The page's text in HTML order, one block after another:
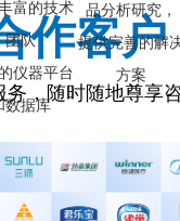
富的技术
团队
仪器平台
数据库
品分析研究，
提供完善的解
方案
作客户
务，随时随地尊享